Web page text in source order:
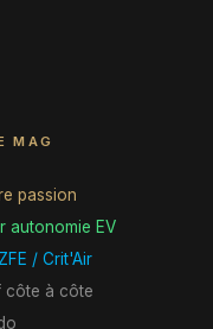
MAG
passion
autonomie EV
/ Crit'Air
côte à côte